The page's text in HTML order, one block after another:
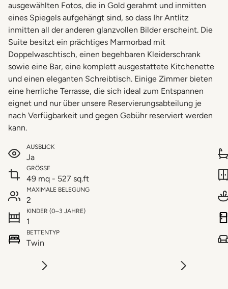
ausgewählten Fotos, die in Gold gerahmt und inmitten
eines Spiegels aufgehängt sind, so dass Ihr Antlitz
inmitten all der anderen glanzvollen Bilder erscheint. Die
Suite besitzt ein prächtiges Marmorbad mit
Doppelwaschtisch, einen begehbaren Kleiderschrank
sowie eine Bar, eine komplett ausgestattete Kitchenette
und einen eleganten Schreibtisch. Einige Zimmer bieten
eine herrliche Terrasse, die sich ideal zum Entspannen
eignet und nur über unsere Reservierungsabteilung je
nach Verfügbarkeit und gegen Gebühr reserviert werden
kann.
AUSBLICK
Ja
GRÖSSE
49 mq - 527 sq.ft
MAXIMALE BELEGUNG
2
KINDER (0–3 JAHRE)
1
BETTENTYP
Twin